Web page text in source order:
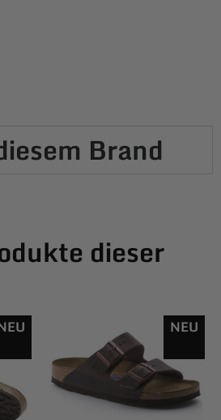
Brand​
dieser
NEU